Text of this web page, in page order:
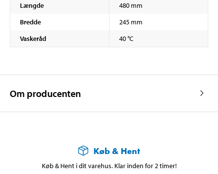
Længde
480 mm
Bredde
245 mm
Vaskeråd
40 °C
Om producenten
Køb & Hent
Køb & Hent i dit varehus. Klar inden for 2 timer!